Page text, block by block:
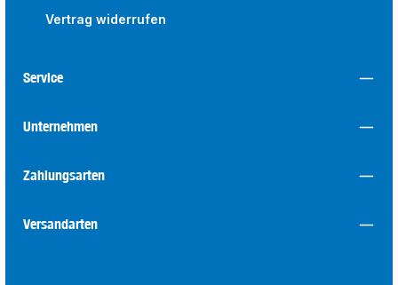
Vertrag widerrufen
Service
Unternehmen
Zahlungsarten
Versandarten